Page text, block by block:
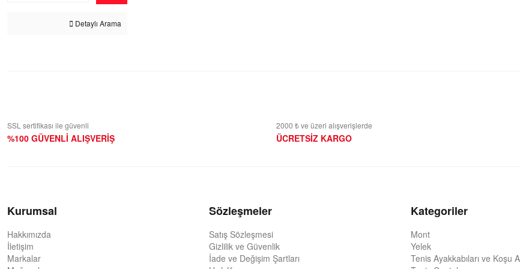
Detaylı Arama
SSL sertifikası ile güvenli
%100 GÜVENLİ ALIŞVERİŞ
2000 ₺ ve üzeri alışverişlerde
ÜCRETSİZ KARGO
Kurumsal
Hakkımızda
İletişim
Markalar
Sözleşmeler
Satış Sözleşmesi
Gizlilik ve Güvenlik
İade ve Değişim Şartları
Kategoriler
Mont
Yelek
Tenis Ayakkabıları ve Koşu